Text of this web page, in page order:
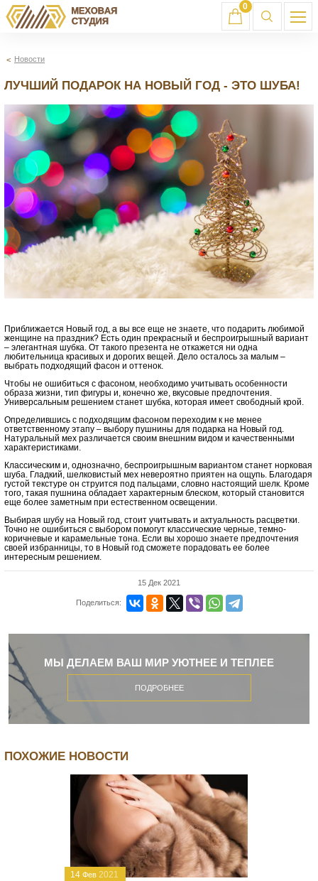
0
Новости
ЛУЧШИЙ ПОДАРОК НА НОВЫЙ ГОД - ЭТО ШУБА!
Приближается Новый год, а вы все еще не знаете, что подарить любимой
женщине на праздник? Есть один прекрасный и беспроигрышный вариант
– элегантная шубка. От такого презента не откажется ни одна
любительница красивых и дорогих вещей. Дело осталось за малым –
выбрать подходящий фасон и оттенок.
Чтобы не ошибиться с фасоном, необходимо учитывать особенности
образа жизни, тип фигуры и, конечно же, вкусовые предпочтения.
Универсальным решением станет шубка, которая имеет свободный крой.
Определившись с подходящим фасоном переходим к не менее
ответственному этапу – выбору пушнины для подарка на Новый год.
Натуральный мех различается своим внешним видом и качественными
характеристиками.
Классическим и, однозначно, беспроигрышным вариантом станет норковая
шуба. Гладкий, шелковистый мех невероятно приятен на ощупь. Благодаря
густой текстуре он струится под пальцами, словно настоящий шелк. Кроме
того, такая пушнина обладает характерным блеском, который становится
еще более заметным при естественном освещении.
Выбирая шубу на Новый год, стоит учитывать и актуальность расцветки.
Точно не ошибиться с выбором помогут классические черные, темно-
коричневые и карамельные тона. Если вы хорошо знаете предпочтения
своей избранницы, то в Новый год сможете порадовать ее более
интересным решением.
15 Дек 2021
Поделиться:
МЫ ДЕЛАЕМ ВАШ МИР УЮТНЕЕ И ТЕПЛЕЕ
ПОДРОБНЕЕ
ПОХОЖИЕ НОВОСТИ
14 Фев 2021